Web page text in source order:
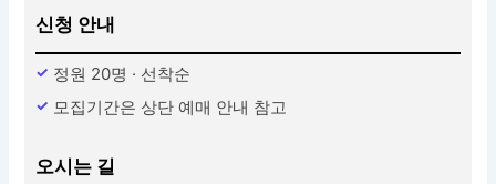
신청 안내
정원 20명 · 선착순
모집기간은 상단 예매 안내 참고
오시는 길